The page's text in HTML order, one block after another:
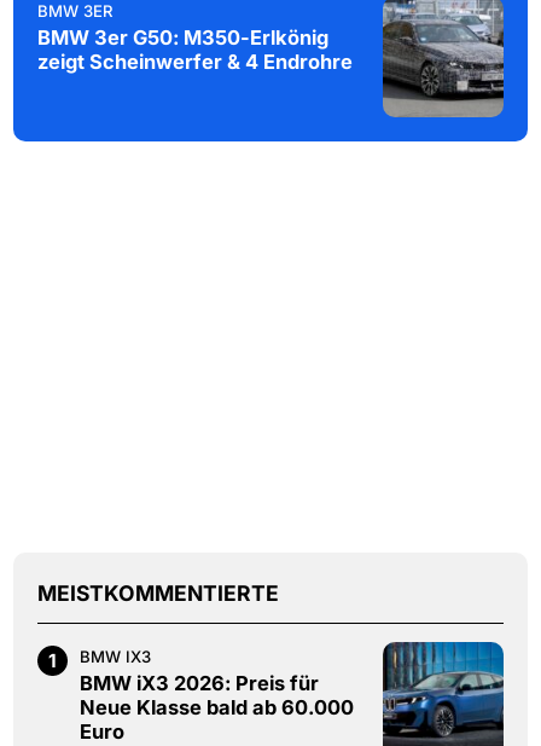
BMW 3ER
BMW 3er G50: M350-Erlkönig
zeigt Scheinwerfer & 4 Endrohre
MEISTKOMMENTIERTE
1 BMW IX3
BMW iX3 2026: Preis für
Neue Klasse bald ab 60.000
Euro